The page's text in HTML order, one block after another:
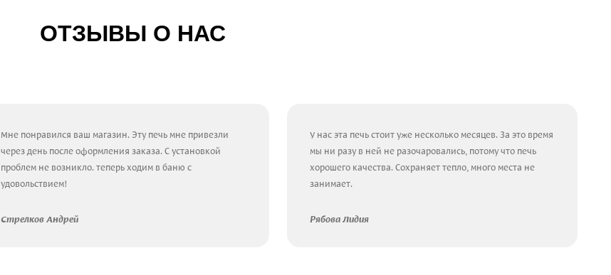
ОТЗЫВЫ О НАС
Мне понравился ваш магазин. Эту печь мне привезли
через день после оформления заказа. С установкой
проблем не возникло. теперь ходим в баню с
удовольствием!
Стрелков Андрей
У нас эта печь стоит уже несколько месяцев. За это время
мы ни разу в ней не разочаровались, потому что печь
хорошего качества. Сохраняет тепло, много места не
занимает.
Рябова Лидия